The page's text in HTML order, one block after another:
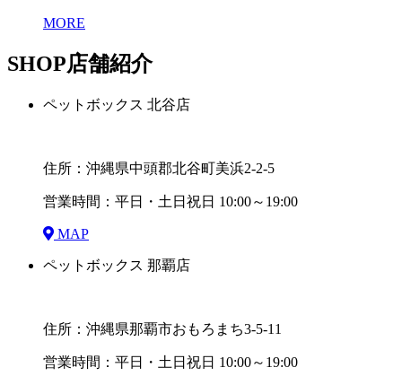
MORE
SHOP店舗紹介
ペットボックス 北谷店
住所：沖縄県中頭郡北谷町美浜2-2-5
営業時間：平日・土日祝日 10:00～19:00
MAP
ペットボックス 那覇店
住所：沖縄県那覇市おもろまち3-5-11
営業時間：平日・土日祝日 10:00～19:00